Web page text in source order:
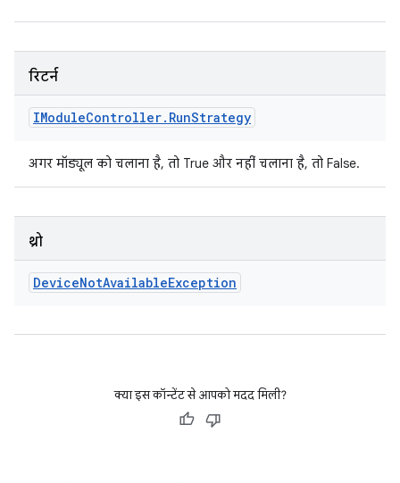
रिटर्न
IModuleController. RunStrategy
अगर मॉड्यूल को चलाना है, तो True और नहीं चलाना है, तो False.
थ्रो
DeviceNotAvailableException
क्या इस कॉन्टेंट से आपको मदद मिली?